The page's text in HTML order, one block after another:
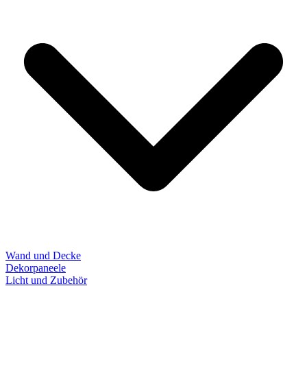
Wand und Decke
Dekorpaneele
Licht und Zubehör